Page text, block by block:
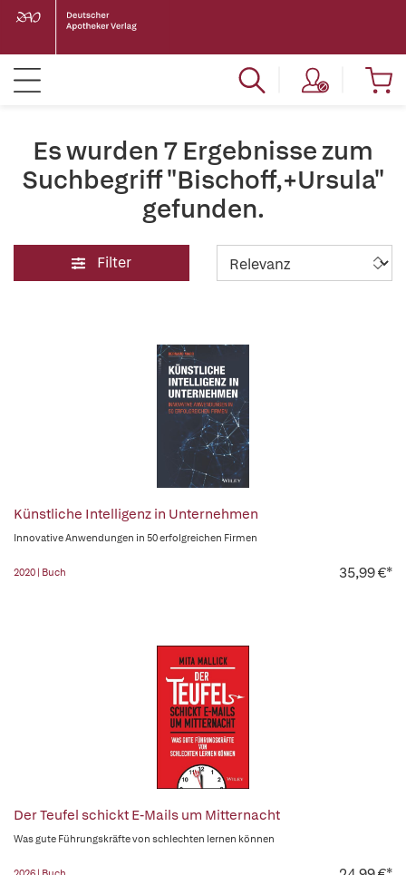
Es wurden 7 Ergebnisse zum
Suchbegriff "Bischoff,+Ursula"
gefunden.
Filter
Künstliche Intelligenz in Unternehmen
Innovative Anwendungen in 50 erfolgreichen Firmen
2020 | Buch 35,99 €*
Der Teufel schickt E-Mails um Mitternacht
Was gute Führungskräfte von schlechten lernen können